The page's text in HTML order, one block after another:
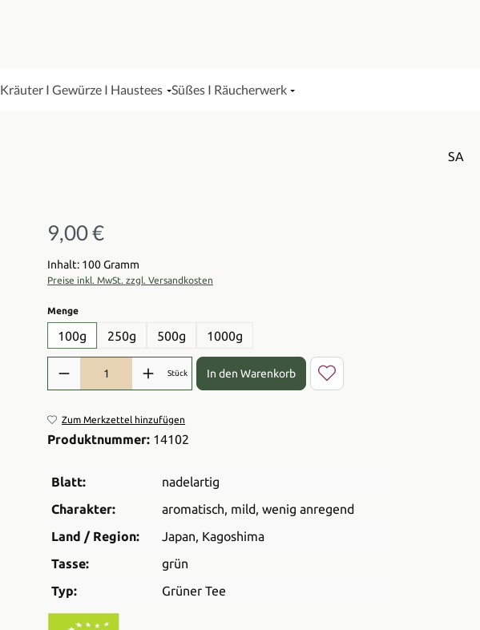
Kräuter I Gewürze I Haustees Süßes I Räucherwerk
SA
Regulärer Preis:
9,00 €
Inhalt: 100 Gramm
Preise inkl. MwSt. zzgl. Versandkosten
Mengeauswählen
100g 250g 500g 1000g
Produkt Anzahl: Gib den gewünschten Wert ein oder benutze die
Stück In den Warenkorb
Zum Merkzettel hinzufügen
Produktnummer: 14102
Blatt:
nadelartig
Charakter:
aromatisch, mild, wenig anregend
Land / Region:
Japan, Kagoshima
Tasse:
grün
Typ:
Grüner Tee